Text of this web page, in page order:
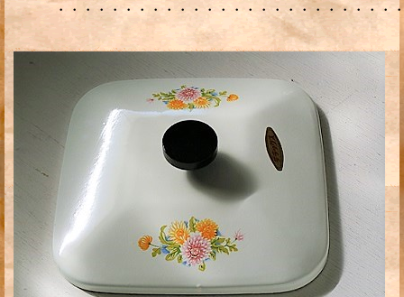
・・・・・・・・・・・・・・・・・・・・・・・・・・